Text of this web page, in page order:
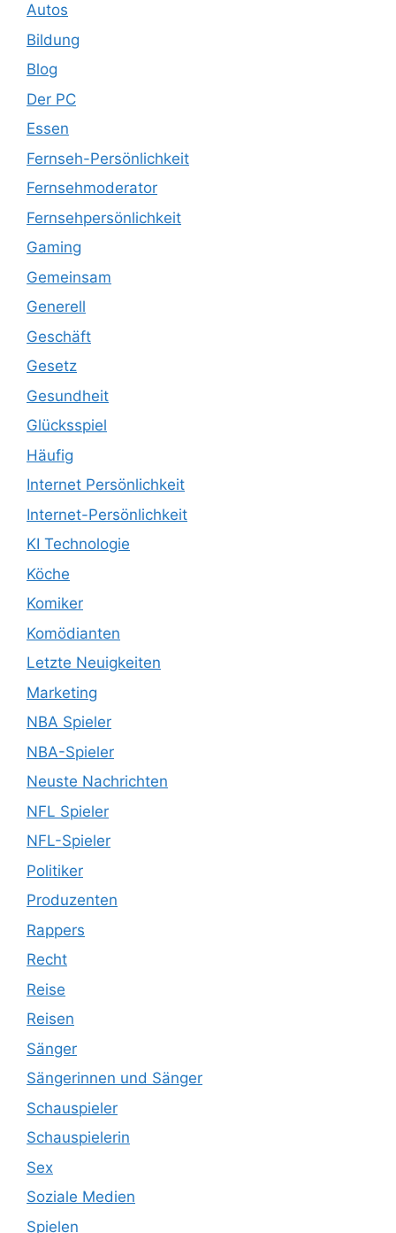
Autos
Bildung
Blog
Der PC
Essen
Fernseh-Persönlichkeit
Fernsehmoderator
Fernsehpersönlichkeit
Gaming
Gemeinsam
Generell
Geschäft
Gesetz
Gesundheit
Glücksspiel
Häufig
Internet Persönlichkeit
Internet-Persönlichkeit
KI Technologie
Köche
Komiker
Komödianten
Letzte Neuigkeiten
Marketing
NBA Spieler
NBA-Spieler
Neuste Nachrichten
NFL Spieler
NFL-Spieler
Politiker
Produzenten
Rappers
Recht
Reise
Reisen
Sänger
Sängerinnen und Sänger
Schauspieler
Schauspielerin
Sex
Soziale Medien
Spielen